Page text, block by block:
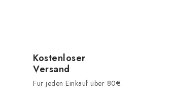
Kostenloser
Versand
Für jeden Einkauf über 80€.